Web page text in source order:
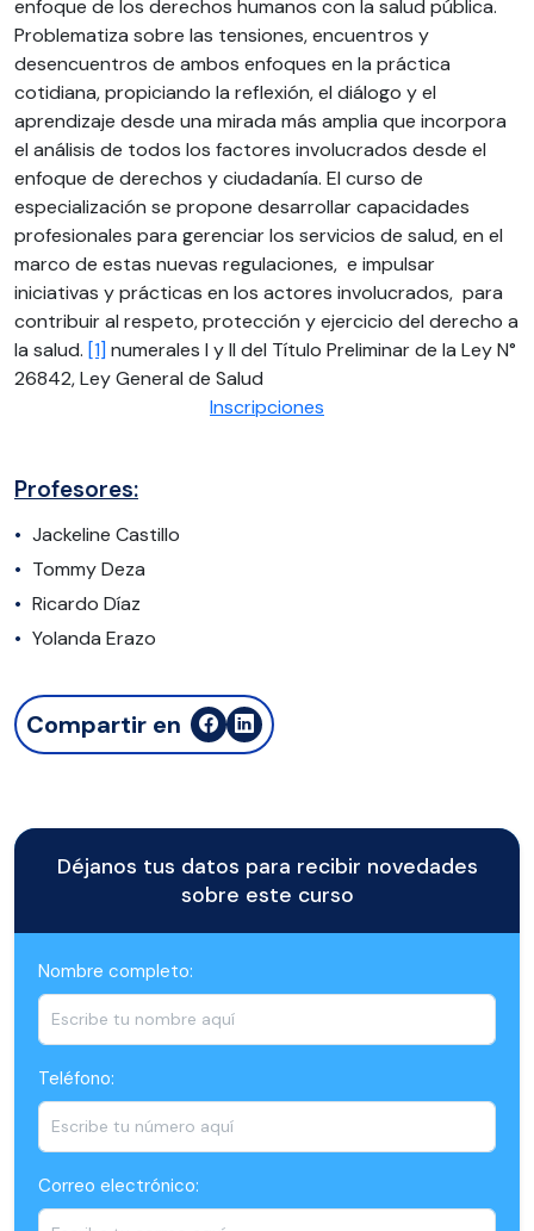
enfoque de los derechos humanos con la salud pública.
Problematiza sobre las tensiones, encuentros y
desencuentros de ambos enfoques en la práctica
cotidiana, propiciando la reflexión, el diálogo y el
aprendizaje desde una mirada más amplia que incorpora
el análisis de todos los factores involucrados desde el
enfoque de derechos y ciudadanía. El curso de
especialización se propone desarrollar capacidades
profesionales para gerenciar los servicios de salud, en el
marco de estas nuevas regulaciones, e impulsar
iniciativas y prácticas en los actores involucrados, para
contribuir al respeto, protección y ejercicio del derecho a
la salud. [1] numerales I y II del Título Preliminar de la Ley N°
26842, Ley General de Salud
Inscripciones
Profesores:
Jackeline Castillo
Tommy Deza
Ricardo Díaz
Yolanda Erazo
Compartir en
Déjanos tus datos para recibir novedades
sobre este curso
Nombre completo:
Teléfono:
Correo electrónico: